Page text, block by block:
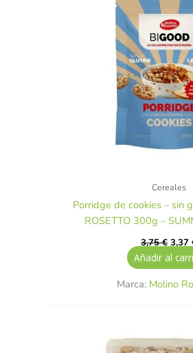
Cereales
Porridge de cookies – sin
ROSETTO 300g –
3,75€ 3,37
Añadir al
Marca: Molino